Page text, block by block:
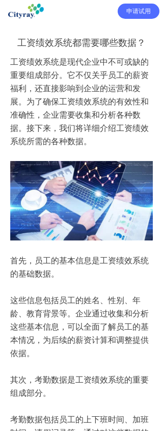
申请试用
工资绩效系统都需要哪些数据？
工资绩效系统是现代企业中不可或缺的
重要组成部分。它不仅关乎员工的薪资
福利，还直接影响到企业的运营和发
展。为了确保工资绩效系统的有效性和
准确性，企业需要收集和分析各种数
据。接下来，我们将详细介绍工资绩效
系统所需的各种数据。
首先，员工的基本信息是工资绩效系统
的基础数据。
这些信息包括员工的姓名、性别、年
龄、教育背景等。企业通过收集和分析
这些基本信息，可以全面了解员工的基
本情况，为后续的薪资计算和调整提供
依据。
其次，考勤数据是工资绩效系统的重要
组成部分。
考勤数据包括员工的上下班时间、加班